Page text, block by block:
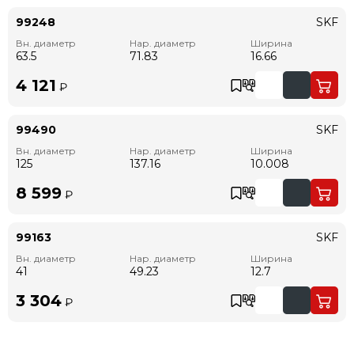
99248
Вн. диаметр
63.5
Нар. диаметр
71.83
Ширина
16.66
SKF
4 121 ₽
99490
Вн. диаметр
125
Нар. диаметр
137.16
Ширина
10.008
SKF
8 599 ₽
99163
Вн. диаметр
41
Нар. диаметр
49.23
Ширина
12.7
SKF
3 304 ₽